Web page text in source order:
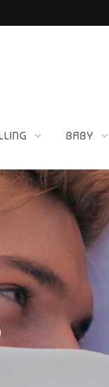
BABY